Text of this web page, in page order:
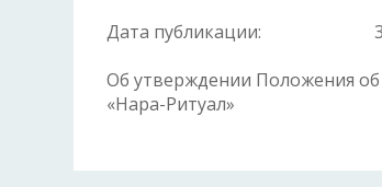
Дата публикации:
Об утверждении Положения
«Нара-Ритуал»